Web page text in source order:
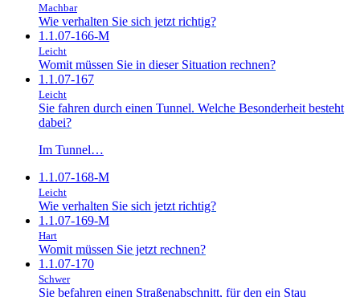
Machbar
Wie verhalten Sie sich jetzt richtig?
1.1.07-166-M
Leicht
Womit müssen Sie in dieser Situation rechnen?
1.1.07-167
Leicht
Sie fahren durch einen Tunnel. Welche Besonderheit besteht
dabei?
Im Tunnel…
1.1.07-168-M
Leicht
Wie verhalten Sie sich jetzt richtig?
1.1.07-169-M
Hart
Womit müssen Sie jetzt rechnen?
1.1.07-170
Schwer
Sie befahren einen Straßenabschnitt, für den ein Stau